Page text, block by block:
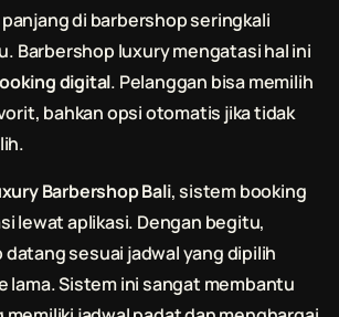
di barbershop seringkali
Barbershop luxury mengatasi hal ini
digital. Pelanggan bisa memilih
bahkan opsi otomatis jika tidak
Barbershop Bali, sistem booking
lewat aplikasi. Dengan begitu,
sesuai jadwal yang dipilih
lama. Sistem ini sangat membantu